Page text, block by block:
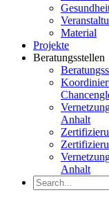
Material
Projekte
Beratungsstellen
Anhalt
Anhalt